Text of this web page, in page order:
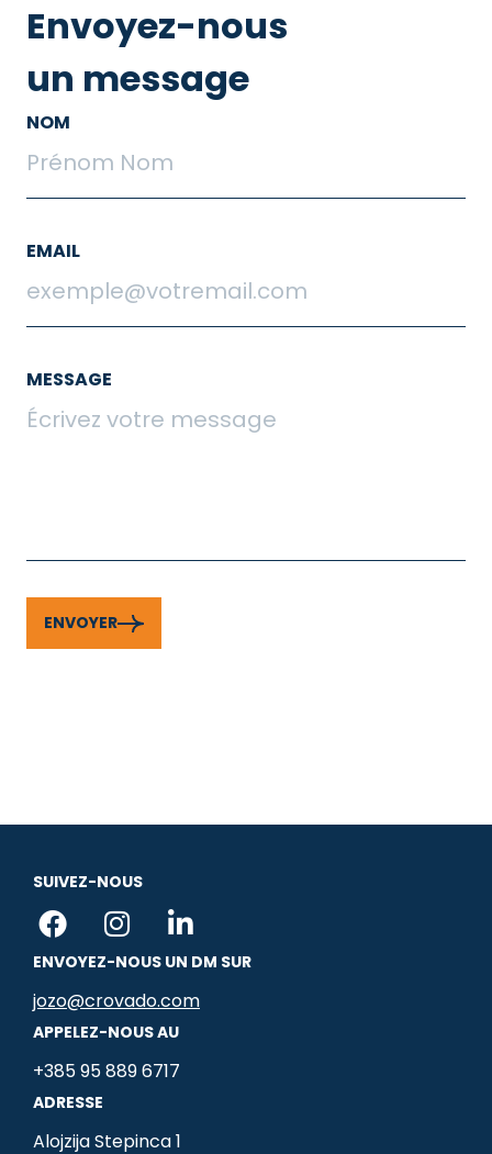
Envoyez-nous
un message
NOM
EMAIL
MESSAGE
ENVOYER
SUIVEZ-NOUS
F
a
c
e
b
o
o
k
I
n
s
t
a
g
r
m
L
i
n
k
-
ENVOYEZ-NOUS UN DM SUR
jozo@crovado.com
APPELEZ-NOUS AU
+385 95 889 6717
ADRESSE
Alojzija Stepinca 1